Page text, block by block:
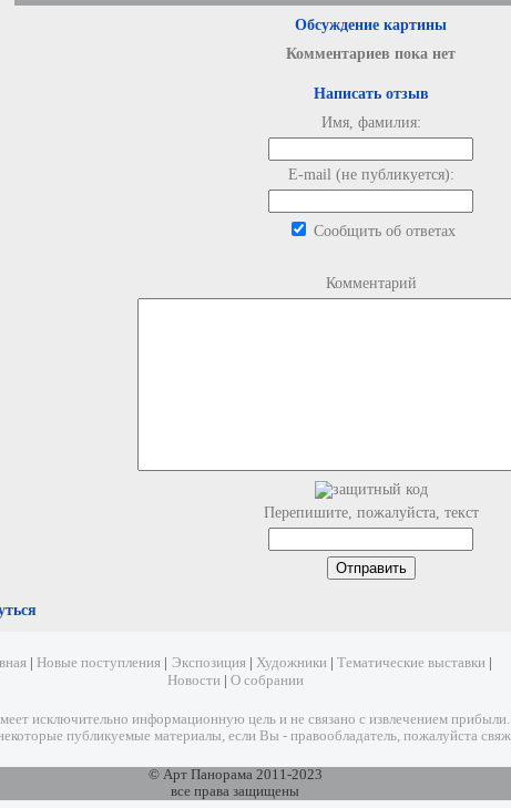
Обсуждение картины
Комментариев пока нет
Написать отзыв
Имя, фамилия:
E-mail (не публикуется):
Сообщить об ответах
Комментарий
Перепишите, пожалуйста, текст
Новые поступления Экспозиция Художники Тематические выставки
Новости| О собрании
исключительно информационную цель и не связано с извлечением
публикуемые материалы, если Вы - правообладатель, пожалуйста
© Арт Панорама 2011-2023
все права защищены